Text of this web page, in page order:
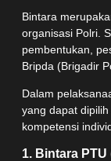
Bintara
organisasi Polri.
pembentukan,
Bripda (Brigadir
Dalam
yang dapat
kompetensi
1. Bintara